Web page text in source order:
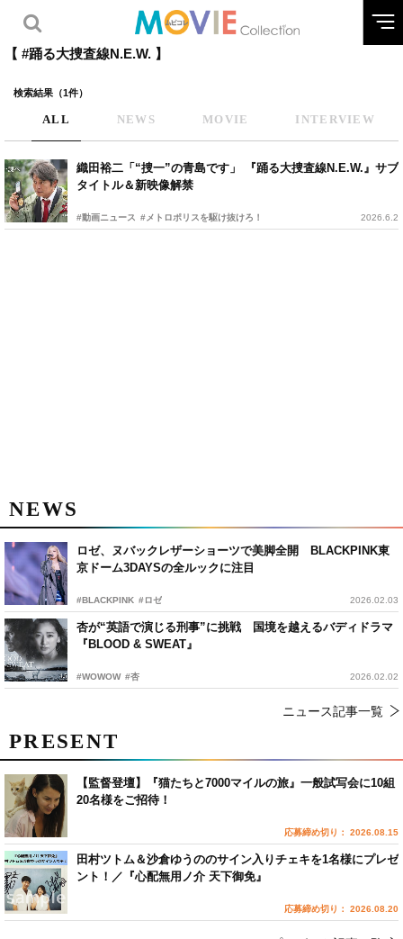
【 #踊る大捜査線N.E.W. 】
検索結果（1件）
ALL NEWS MOVIE INTERVIEW
織田裕二「“捜一”の青島です」 『踊る大捜査線N.E.W.』サブ
タイトル＆新映像解禁
#動画ニュース #メトロポリスを駆け抜けろ！ 2026.6.2
NEWS
ロゼ、ヌバックレザーショーツで美脚全開 BLACKPINK東
京ドーム3DAYSの全ルックに注目
#BLACKPINK #ロゼ 2026.02.03
杏が“英語で演じる刑事”に挑戦 国境を越えるバディドラマ
『BLOOD & SWEAT』
#WOWOW #杏 2026.02.02
ニュース記事一覧
PRESENT
【監督登壇】『猫たちと7000マイルの旅』一般試写会に10組
20名様をご招待！
応募締め切り： 2026.08.15
田村ツトム＆沙倉ゆうののサイン入りチェキを1名様にプレゼ
ント！／『心配無用ノ介 天下御免』
応募締め切り： 2026.08.20